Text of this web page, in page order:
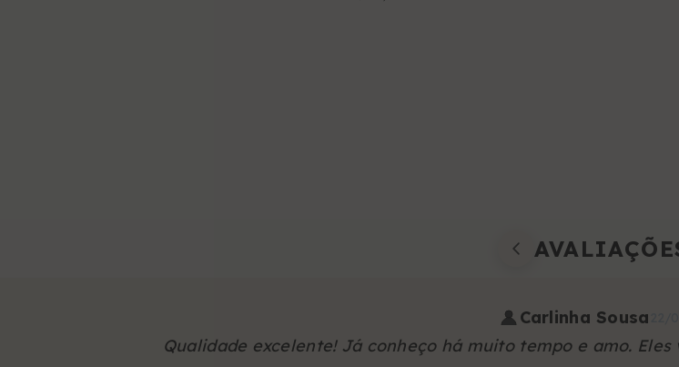
Carlinha Sousa
Qualidade excelente! Já conheço há muito tempo e amo.